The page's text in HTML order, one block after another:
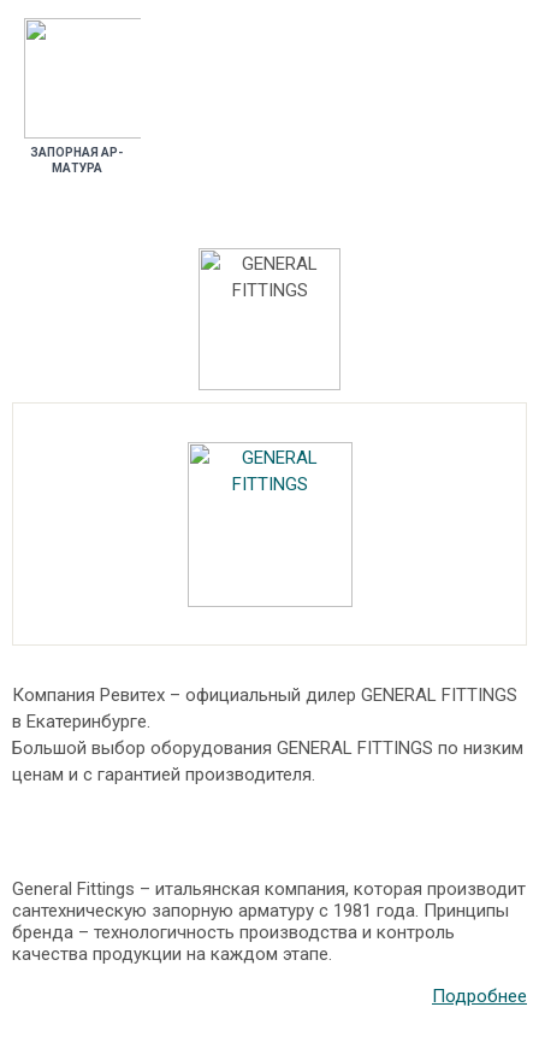
ЗА­ПОР­НАЯ АР­
МА­ТУРА
Компания Ревитех – официальный дилер GENERAL FITTINGS
в Екатеринбурге.
Большой выбор оборудования GENERAL FITTINGS по низким
ценам и с гарантией производителя.
General Fittings – итальянская компания, которая производит
сантехническую запорную арматуру с 1981 года. Принципы
бренда – технологичность производства и контроль
качества продукции на каждом этапе.
Подробнее